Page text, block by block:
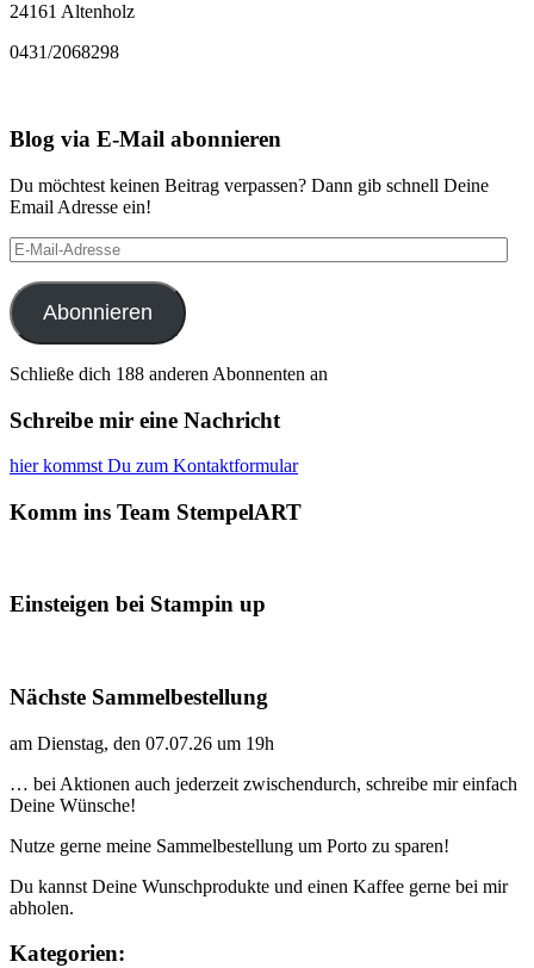
24161 Altenholz
0431/2068298
Blog via E-Mail abonnieren
Du möchtest keinen Beitrag verpassen? Dann gib schnell Deine
Email Adresse ein!
E-
Mail-
Adresse
Abonnieren
Schließe dich 188 anderen Abonnenten an
Schreibe mir eine Nachricht
hier kommst Du zum Kontaktformular
Komm ins Team StempelART
Einsteigen bei Stampin up
Nächste Sammelbestellung
am Dienstag, den 07.07.26 um 19h
… bei Aktionen auch jederzeit zwischendurch, schreibe mir einfach
Deine Wünsche!
Nutze gerne meine Sammelbestellung um Porto zu sparen!
Du kannst Deine Wunschprodukte und einen Kaffee gerne bei mir
abholen.
Kategorien: